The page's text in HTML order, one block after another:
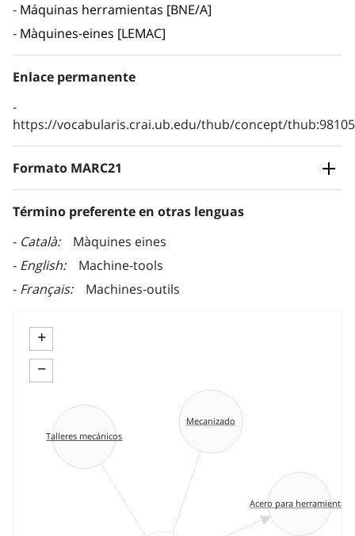
Máquinas herramientas [BNE/A]
Màquines-eines [LEMAC]
Enlace permanente
https://vocabularis.crai.ub.edu/thub/concept/
Formato MARC21
Término preferente en otras lenguas
Català
Màquines eines
English
Machine-tools
Français
Machines-outils
+
−
Mecanizado
Talleres mecánicos
Acero para herramientas